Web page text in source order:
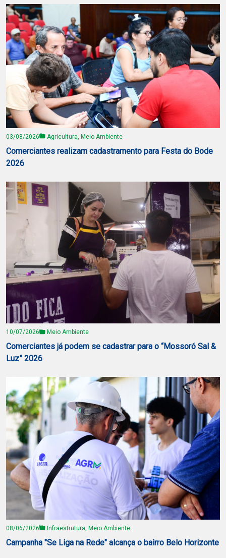
PESQUISAR
03/08/2026 Agricultura, Meio Ambiente
Comerciantes realizam cadastramento para Festa do Bode
2026
10/07/2026 Meio Ambiente
Comerciantes já podem se cadastrar para o “Mossoró Sal &
Luz” 2026
08/06/2026 Infraestrutura, Meio Ambiente
Campanha "Se Liga na Rede" alcança o bairro Belo Horizonte